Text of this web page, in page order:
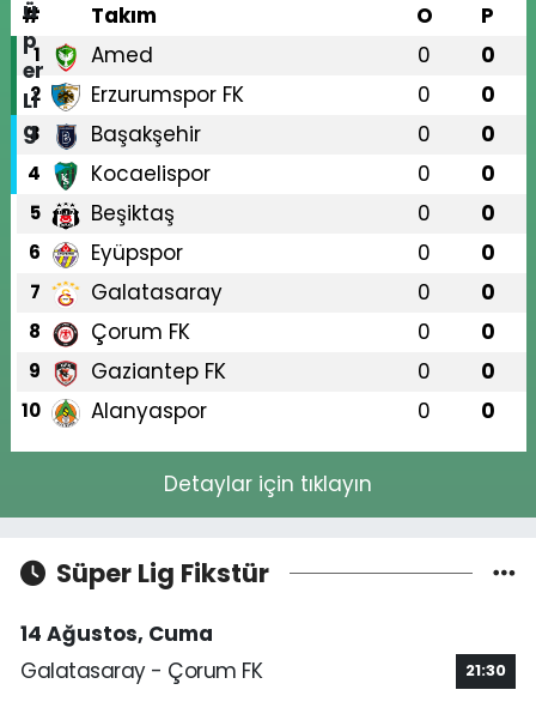
#
Takım O P
1 Amed 0 0
2 Erzurumspor FK 0 0
3 Başakşehir 0 0
4 Kocaelispor 0 0
5 Beşiktaş 0 0
6 Eyüpspor 0 0
7 Galatasaray 0 0
8 Çorum FK 0 0
9 Gaziantep FK 0 0
10 Alanyaspor 0 0
Detaylar için tıklayın
Süper Lig Fikstür
14 Ağustos, Cuma
Galatasaray - Çorum FK
21:30